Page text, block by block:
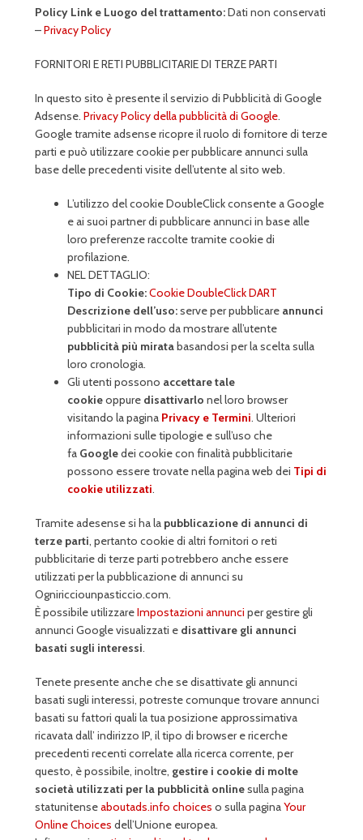
Policy Link e Luogo del trattamento:Dati non conservati
–Privacy Policy
FORNITORI E RETI PUBBLICITARIE DI TERZE PARTI
In questo sito è presente il servizio di Pubblicità di Google
Adsense. Privacy Policy della pubblicità di Google.
Google tramite adsense ricopre il ruolo di fornitore di terze
parti e può utilizzare cookie per pubblicare annunci sulla
base delle precedenti visite dell’utente al sito web.
L’utilizzo del cookie DoubleClick consente a Google
e ai suoi partner di pubblicare annunci in base alle
loro preferenze raccolte tramite cookie di
profilazione.
NEL DETTAGLIO:
Tipo di Cookie:Cookie DoubleClick DART
Descrizione dell’uso:serve per pubblicareannunci
pubblicitari in modo da mostrare all’utente
pubblicità più miratabasandosi per la scelta sulla
loro cronologia.
Gli utenti possono accettare tale
cookieoppure disattivarlo nel loro browser
visitando la pagina Privacy e Termini. Ulteriori
informazioni sulle tipologie e sull’uso che
fa Googledei cookie con finalità pubblicitarie
possono essere trovate nella pagina web dei Tipi di
cookie utilizzati.
Tramite adesense si ha lapubblicazione di annunci di
terze parti, pertanto cookie di altri fornitori o reti
pubblicitarie di terze parti potrebbero anche essere
utilizzati per la pubblicazione di annunci su
Ogniricciounpasticcio.com.
È possibile utilizzareImpostazioni annunci per gestire gli
annunci Google visualizzati e disattivare gli annunci
basati sugli interessi.
Tenete presente anche che se disattivate gli annunci
basati sugli interessi, potreste comunque trovare annunci
basati su fattori quali la tua posizione approssimativa
ricavata dall’ indirizzo IP, il tipo di browser e ricerche
precedenti recenti correlate alla ricerca corrente, per
questo, è possibile, inoltre, gestire i cookie di molte
società utilizzati per la pubblicità onlinesulla pagina
statunitenseaboutads.info choices o sulla paginaYour
Online Choices dell’Unione europea.